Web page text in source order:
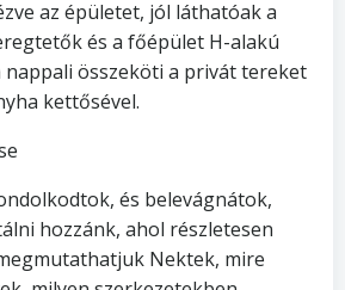
az épületet, jól láthatóak a
és a főépület H-alakú
nappali összeköti a privát tereket
kettősével.
és belevágnátok,
hozzánk, ahol részletesen
Nektek, mire